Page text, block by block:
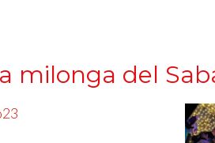
milonga del